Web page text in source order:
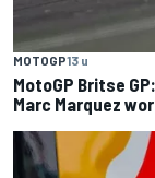
MOTOGP13 u
MotoGP Britse
Marc Marquez